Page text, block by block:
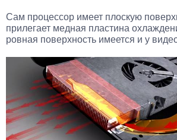
Сам процессор имеет плоскую
прилегает медная пластина
ровная поверхность имеется и у